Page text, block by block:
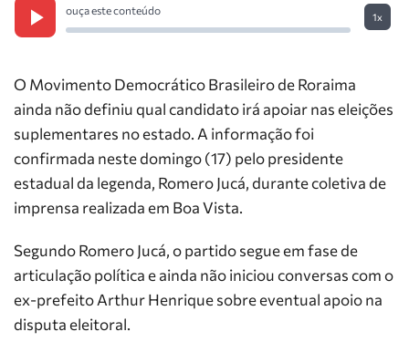
ouça este conteúdo
1x
O Movimento Democrático Brasileiro de Roraima
ainda não definiu qual candidato irá apoiar nas eleições
suplementares no estado. A informação foi
confirmada neste domingo (17) pelo presidente
estadual da legenda, Romero Jucá, durante coletiva de
imprensa realizada em Boa Vista.
Segundo Romero Jucá, o partido segue em fase de
articulação política e ainda não iniciou conversas com o
ex-prefeito Arthur Henrique sobre eventual apoio na
disputa eleitoral.